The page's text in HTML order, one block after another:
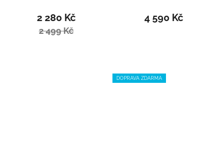
2 280 Kč
2 499 Kč
4 590 Kč
DOPRAVA ZDARMA